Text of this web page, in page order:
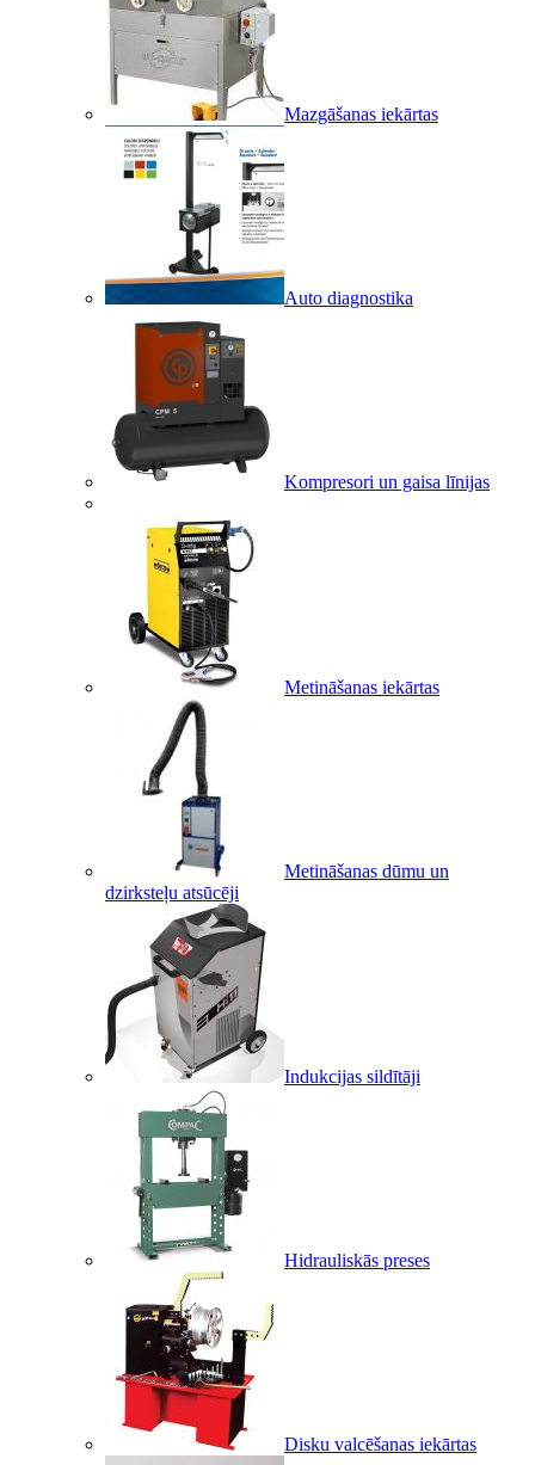
Mazgāšanas iekārtas
Auto diagnostika
Kompresori un gaisa līnijas
Metināšanas iekārtas
Metināšanas dūmu un
dzirksteļu atsūcēji
Indukcijas sildītāji
Hidrauliskās preses
Disku valcēšanas iekārtas